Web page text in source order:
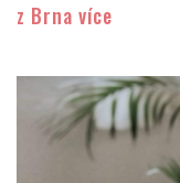
z Brna více